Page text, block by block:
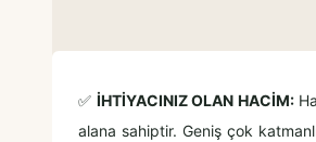
✅ İHTİYACINIZ OLAN HACİM:
alana sahiptir. Geniş çok